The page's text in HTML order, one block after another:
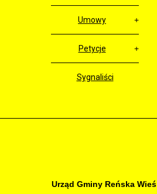
Umowy
Petycje
Sygnaliści
Urząd Gminy Reńska Wieś